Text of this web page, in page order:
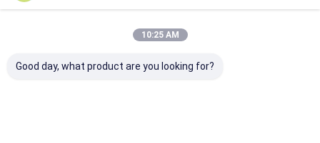
10:25 AM
Good day, what product are you looking for?